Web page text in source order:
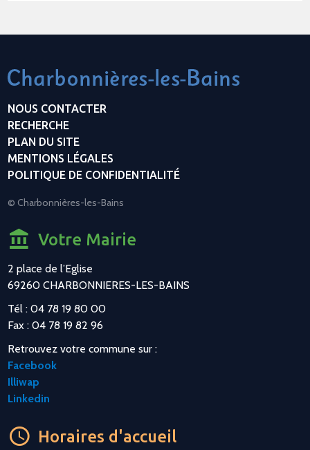
NOUS CONTACTER
RECHERCHE
PLAN DU SITE
MENTIONS LÉGALES
POLITIQUE DE CONFIDENTIALITÉ
© Charbonnières-les-Bains
Votre Mairie
2 place de l’Eglise
69260 CHARBONNIERES-LES-BAINS
Tél : 04 78 19 80 00
Fax : 04 78 19 82 96
Retrouvez votre commune sur :
Facebook
Illiwap
Linkedin
Horaires d'accueil